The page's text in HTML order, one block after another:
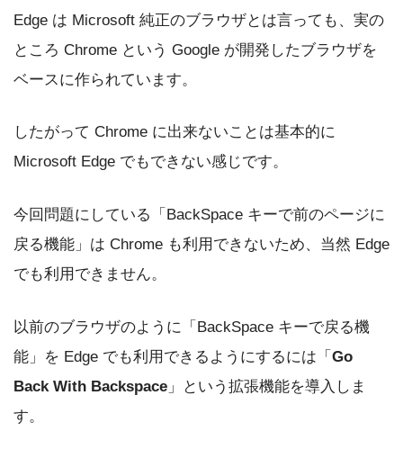
Edge は Microsoft 純正のブラウザとは言っても、実の
ところ Chrome という Google が開発したブラウザを
ベースに作られています。
したがって Chrome に出来ないことは基本的に
Microsoft Edge でもできない感じです。
今回問題にしている「BackSpace キーで前のページに
戻る機能」は Chrome も利用できないため、当然 Edge
でも利用できません。
以前のブラウザのように「BackSpace キーで戻る機
能」を Edge でも利用できるようにするには「 Go
Back With Backspace 」という拡張機能を導入しま
す。